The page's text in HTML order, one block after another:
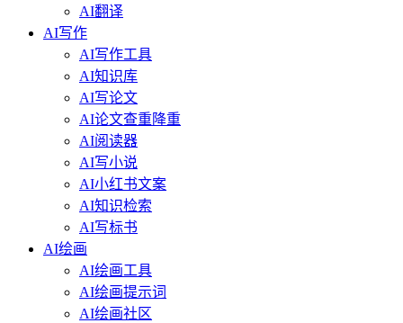
AI翻译
AI写作
AI写作工具
AI知识库
AI写论文
AI论文查重降重
AI阅读器
AI写小说
AI小红书文案
AI知识检索
AI写标书
AI绘画
AI绘画工具
AI绘画提示词
AI绘画社区